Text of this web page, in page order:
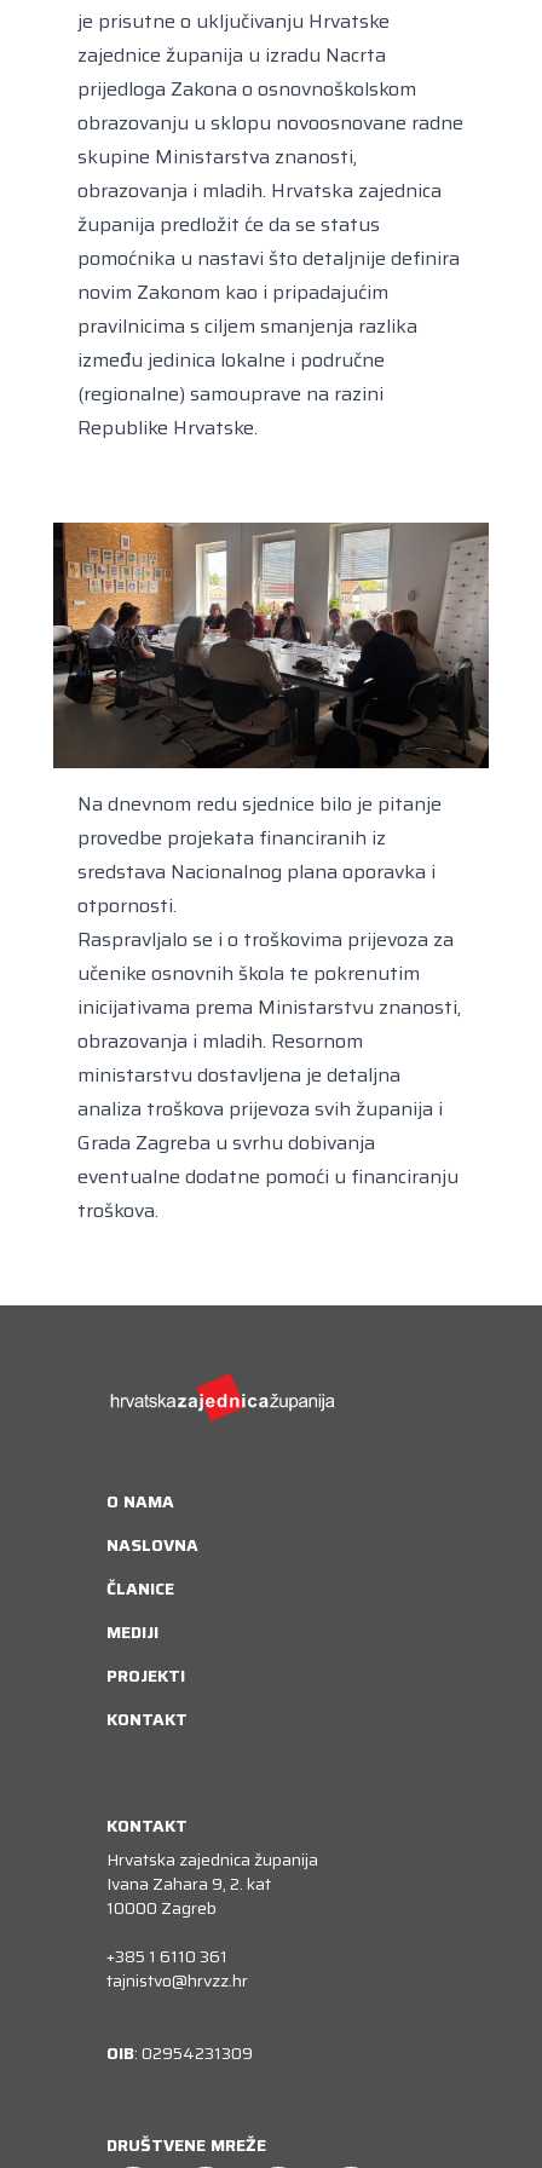
je prisutne o uključivanju Hrvatske
zajednice županija u izradu Nacrta
prijedloga Zakona o osnovnoškolskom
obrazovanju u sklopu novoosnovane radne
skupine Ministarstva znanosti,
obrazovanja i mladih. Hrvatska zajednica
županija predložit će da se status
pomoćnika u nastavi što detaljnije definira
novim Zakonom kao i pripadajućim
pravilnicima s ciljem smanjenja razlika
između jedinica lokalne i područne
(regionalne) samouprave na razini
Republike Hrvatske.
Na dnevnom redu sjednice bilo je pitanje
provedbe projekata financiranih iz
sredstava Nacionalnog plana oporavka i
otpornosti.
Raspravljalo se i o troškovima prijevoza za
učenike osnovnih škola te pokrenutim
inicijativama prema Ministarstvu znanosti,
obrazovanja i mladih. Resornom
ministarstvu dostavljena je detaljna
analiza troškova prijevoza svih županija i
Grada Zagreba u svrhu dobivanja
eventualne dodatne pomoći u financiranju
troškova.
O NAMA
NASLOVNA
ČLANICE
MEDIJI
PROJEKTI
KONTAKT
KONTAKT
Hrvatska zajednica županija
Ivana Zahara 9, 2. kat
10000 Zagreb
+385 1 6110 361
tajnistvo@hrvzz.hr
OIB: 02954231309
DRUŠTVENE MREŽE